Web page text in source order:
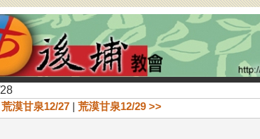
漠甘泉12/27 | 荒漠甘泉12/29 >>